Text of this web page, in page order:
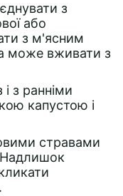
з
або
з м'ясним
може вживати з
з ранніми
капустою і
стравами
Надлишок